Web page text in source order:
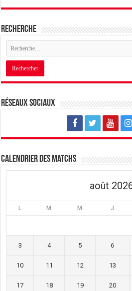
Recherche
Réseaux sociaux
Calendrier des matchs
août
L M M J
3 4 5 6
10 11 12 13
17 18 19 20